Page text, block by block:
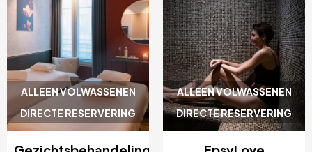
ALLEEN VOLWASSENEN
DIRECTE RESERVERING
ALLEEN VOLWASSENEN
DIRECTE RESERVERING